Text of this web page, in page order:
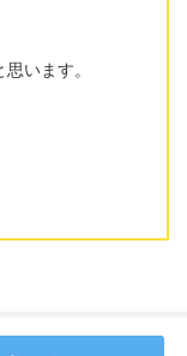
います。